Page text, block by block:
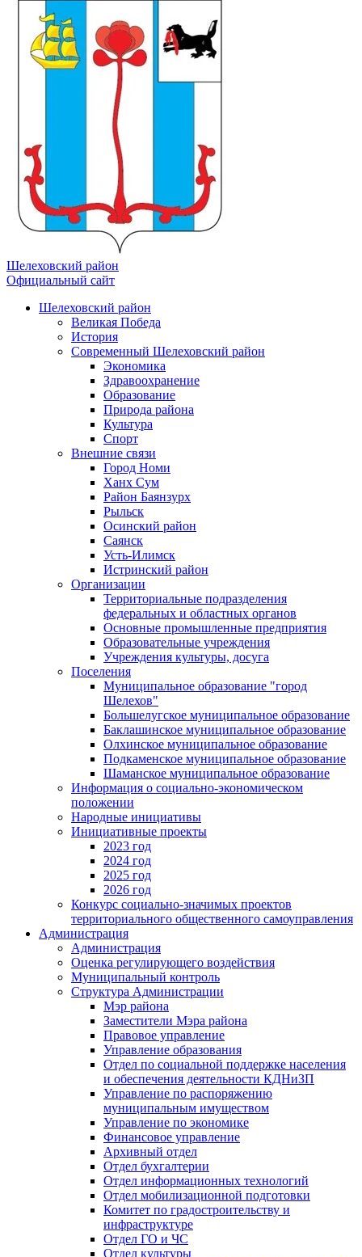
Шелеховский район
Официальный сайт
Шелеховский район
Великая Победа
История
Современный Шелеховский район
Экономика
Здравоохранение
Образование
Природа района
Культура
Спорт
Внешние связи
Город Номи
Ханх Сум
Район Баянзурх
Рыльск
Осинский район
Саянск
Усть-Илимск
Истринский район
Организации
Территориальные подразделения
федеральных и областных органов
Основные промышленные предприятия
Образовательные учреждения
Учреждения культуры, досуга
Поселения
Муниципальное образование "город
Шелехов"
Большелугское муниципальное образование
Баклашинское муниципальное образование
Олхинское муниципальное образование
Подкаменское муниципальное образование
Шаманское муниципальное образование
Информация о социально-экономическом
положении
Народные инициативы
Инициативные проекты
2023 год
2024 год
2025 год
2026 год
Конкурс социально-значимых проектов
территориального общественного самоуправления
Администрация
Администрация
Оценка регулирующего воздействия
Муниципальный контроль
Структура Администрации
Мэр района
Заместители Мэра района
Правовое управление
Управление образования
Отдел по социальной поддержке населения
и обеспечения деятельности КДНиЗП
Управление по распоряжению
муниципальным имуществом
Управление по экономике
Финансовое управление
Архивный отдел
Отдел бухгалтерии
Отдел информационных технологий
Отдел мобилизационной подготовки
Комитет по градостроительству и
инфраструктуре
Отдел ГО и ЧС
Отдел культуры